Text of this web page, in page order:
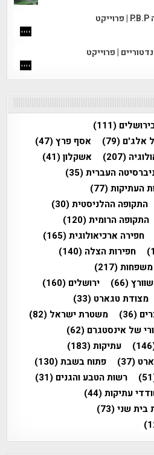
תיקי תיעוד - בנייני המשטרה P.B.P | פרוייקט
| פרוייקט
(111)
אלג'ם (79) אסף פרץ(47)
(207) אשקלון(41)
העברית(35)
העתיקות(77)
התקופה ההלניסטית(30)
התקופה הרומית(120)
חפירה ארכיאולוגית(165)
חפירות הצלה (140)
משפחות(217)
שוורץ(66) ירושלים (160)
מצודת טגארט (33)
(36) משטרת ישראל (82)
של אינסטגרם (62)
עתיקות(183)
(37) פתוח בשבת(130)
רשות הטבע והגנים (31)
עתיקות(44)
בית שני(73)